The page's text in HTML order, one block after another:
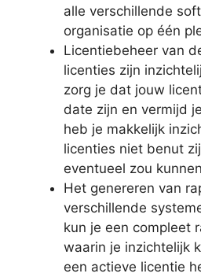
alle verschillende
organisatie op één
Licentiebeheer van
licenties zijn
zorg je dat jouw
date zijn en vermijd
heb je makkelijk
licenties niet benut
eventueel zou
Het genereren van
verschillende
kun je een compleet
waarin je inzichtelijk
een actieve licentie